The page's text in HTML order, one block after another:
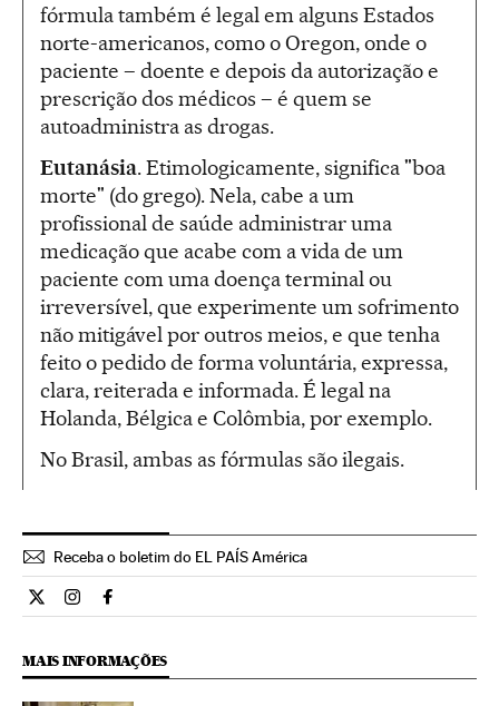
fórmula também é legal em alguns Estados
norte-americanos, como o Oregon, onde o
paciente – doente e depois da autorização e
prescrição dos médicos – é quem se
autoadministra as drogas.
Eutanásia. Etimologicamente, significa "boa
morte" (do grego). Nela, cabe a um
profissional de saúde administrar uma
medicação que acabe com a vida de um
paciente com uma doença terminal ou
irreversível, que experimente um sofrimento
não mitigável por outros meios, e que tenha
feito o pedido de forma voluntária, expressa,
clara, reiterada e informada. É legal na
Holanda, Bélgica e Colômbia, por exemplo.
No Brasil, ambas as fórmulas são ilegais.
Receba o boletim do EL PAÍS América
Internacional El País Brasil en Twitter
Internacional El País Brasil en Instagram
Internacional El País Brasil en Facebook
MAIS INFORMAÇÕES